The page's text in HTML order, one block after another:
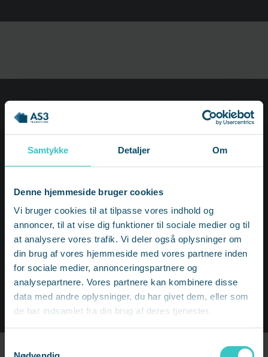
Samtykke Detaljer Om
Denne hjemmeside bruger cookies
Vi bruger cookies til at tilpasse vores indhold og
annoncer, til at vise dig funktioner til sociale medier og til
at analysere vores trafik. Vi deler også oplysninger om
din brug af vores hjemmeside med vores partnere inden
for sociale medier, annonceringspartnere og
analysepartnere. Vores partnere kan kombinere disse
data med andre oplysninger, du har givet dem, eller som
de har indsamlet fra din brug af deres tjenester.
Webinar for HR og ledere
Sådan spotter du stress og skaber
trivsel på arbejdspladsen
Trivsel er afgørende for, at medarbejderne kan
præstere og ønsker at blive i virksomheden. Men
hvordan leder du egentlig en medarbejder, der er
ramt af stress?
SE DATO OG TILMELD DIG HER